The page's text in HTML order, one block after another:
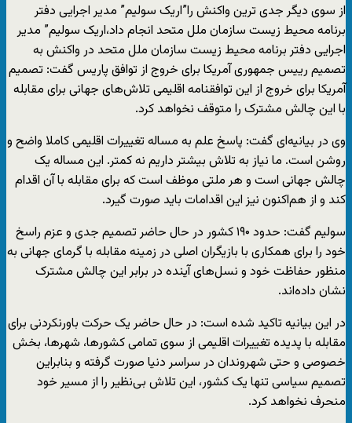
از سوی دیگر جدی ترین واکنش را”اریک سولیم” مدیر اجرایی دفتر
برنامه محیط زیست سازمان ملل متحد انجام داد،اریک سولیم” مدیر
اجرایی دفتر برنامه محیط زیست سازمان ملل متحد در واکنش به
تصمیم رییس جمهوری آمریکا برای خروج از توافق پاریس گفت: تصمیم
آمریکا برای خروج از این توافقنامه اقلیمی تلاش‌های جهانی برای مقابله
با این چالش مشترک را متوقف نخواهد کرد.
وی در بیانیه‌ای گفت: پاسخ علم به مساله تغییرات اقلیمی کاملا واضح و
روشن است. ما نیاز به تلاش بیشتر داریم نه کمتر. این مساله یک
چالش جهانی است و هر ملتی موظف است که برای مقابله با آن اقدام
کند و از هم‌اکنون نیز این اقدامات باید صورت گیرد.
سولیم گفت: حدود ۱۹۰ کشور در حال حاضر تصمیم جدی و عزم راسخ
خود را برای همکاری با بازیگران اصلی در زمینه مقابله با گرمای جهانی به
منظور حفاظت خود و نسل‌های آینده در برابر این چالش مشترک
نشان داده‌اند.
در این بیانیه تاکید شده است: در حال حاضر یک حرکت باورنکردنی برای
مقابله با پدیده تغییرات اقلیمی از سوی تمامی کشورها، شهرها، بخش
خصوصی و حتی شهروندان در سراسر دنیا صورت گرفته و بنابراین
تصمیم سیاسی تنها یک کشور، این تلاش بی‌نظیر را از مسیر خود
منحرف نخواهد کرد.